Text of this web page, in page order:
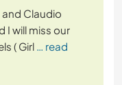
Claudio
I will miss our
( Girl … read